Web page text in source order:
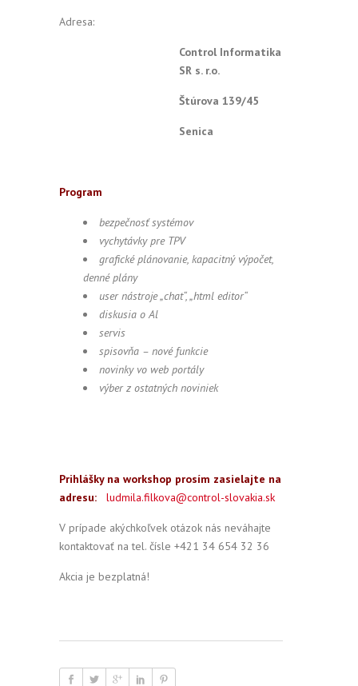
Adresa:
Control Informatika
SR s. r.o.
Štúrova 139/45
Senica
Program
bezpečnosť systémov
vychytávky pre TPV
grafické plánovanie, kapacitný výpočet,
denné plány
user nástroje „chat“, „html editor“
diskusia o Al
servis
spisovňa – nové funkcie
novinky vo web portály
výber z ostatných noviniek
Prihlášky na workshop prosím zasielajte na
adresu:
ludmila.filkova@control-slovakia.sk
V prípade akýchkoľvek otázok nás neváhajte
kontaktovať na tel. čísle +421 34 654 32 36
Akcia je bezplatná!